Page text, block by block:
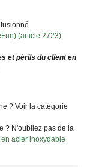
(article 2723)
et périls du client en
? Voir la catégorie
? N'oubliez pas de la
acier inoxydable